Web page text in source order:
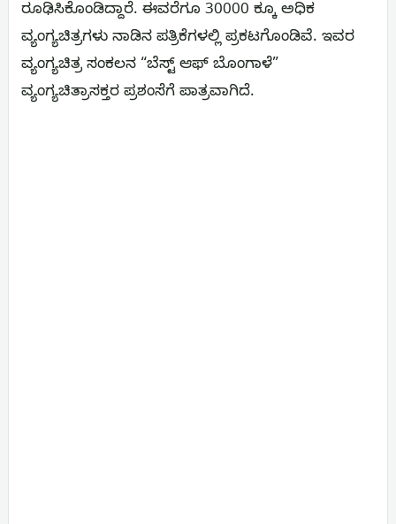
ರೂಢಿಸಿಕೊಂಡಿದ್ದಾರೆ. ಈವರೆಗೂ 30000 ಕ್ಕೂ ಅಧಿಕ
ವ್ಯಂಗ್ಯಚಿತ್ರಗಳು ನಾಡಿನ ಪತ್ರಿಕೆಗಳಲ್ಲಿ ಪ್ರಕಟಗೊಂಡಿವೆ. ಇವರ
ವ್ಯಂಗ್ಯಚಿತ್ರ ಸಂಕಲನ “ಬೆಸ್ಟ್ ಆಫ್ ಬೊಂಗಾಳೆ”
ವ್ಯಂಗ್ಯಚಿತ್ರಾಸಕ್ತರ ಪ್ರಶಂಸೆಗೆ ಪಾತ್ರವಾಗಿದೆ.